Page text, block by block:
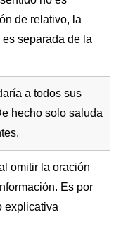
de relativo, la
separada de la
a todos sus
hecho solo saluda
omitir la oración
Es por
explicativa